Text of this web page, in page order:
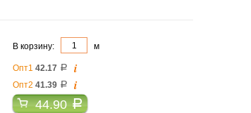
В корзину: м
Опт1 42.17 a i
Опт2 41.39 a i
44.90a